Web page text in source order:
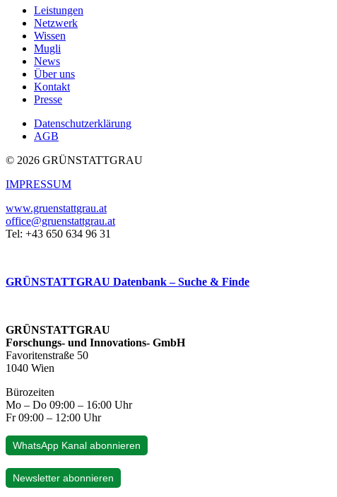
Leistungen
Netzwerk
Wissen
Mugli
News
Über uns
Kontakt
Presse
Datenschutzerklärung
AGB
© 2026 GRÜNSTATTGRAU
IMPRESSUM
www.gruenstattgrau.at
office@gruenstattgrau.at
Tel: +43 650 634 96 31
GRÜNSTATTGRAU Datenbank – Suche & Finde
GRÜNSTATTGRAU
Forschungs- und Innovations- GmbH
Favoritenstraße 50
1040 Wien
Bürozeiten
Mo – Do 09:00 – 16:00 Uhr
Fr 09:00 – 12:00 Uhr
WhatsApp Kanal abonnieren
Newsletter abonnieren